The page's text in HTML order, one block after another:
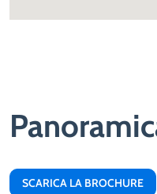
SCARICA LA BROCHURE